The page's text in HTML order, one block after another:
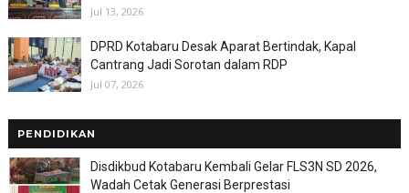
Jul 13, 2026
DPRD Kotabaru Desak Aparat Bertindak, Kapal
Cantrang Jadi Sorotan dalam RDP
Jul 07, 2026
PENDIDIKAN
Disdikbud Kotabaru Kembali Gelar FLS3N SD 2026,
Wadah Cetak Generasi Berprestasi